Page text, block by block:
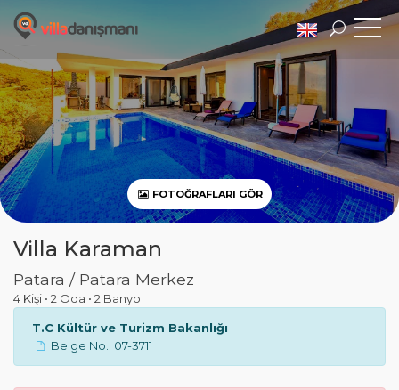
FOTOĞRAFLARI GÖR
Villa Karaman
Patara / Patara Merkez
4 Kişi • 2 Oda • 2 Banyo
T.C Kültür ve Turizm Bakanlığı
Belge No.: 07-3711